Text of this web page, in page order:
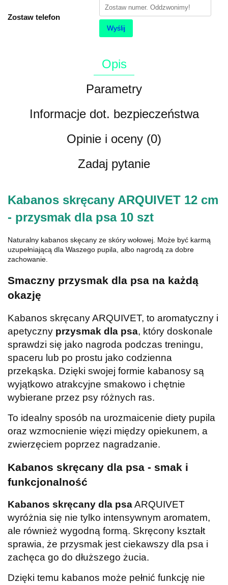
Zostaw telefon
Wyślij
Opis
Parametry
Informacje dot. bezpieczeństwa
Opinie i oceny (0)
Zadaj pytanie
Kabanos skręcany ARQUIVET 12 cm
- przysmak dla psa 10 szt
Naturalny kabanos skęcany ze skóry wołowej. Może być karmą
uzupełniającą dla Waszego pupila, albo nagrodą za dobre
zachowanie.
Smaczny przysmak dla psa na każdą
okazję
Kabanos skręcany ARQUIVET, to aromatyczny i
apetyczny przysmak dla psa, który doskonale
sprawdzi się jako nagroda podczas treningu,
spaceru lub po prostu jako codzienna
przekąska. Dzięki swojej formie kabanosy są
wyjątkowo atrakcyjne smakowo i chętnie
wybierane przez psy różnych ras.
To idealny sposób na urozmaicenie diety pupila
oraz wzmocnienie więzi między opiekunem, a
zwierzęciem poprzez nagradzanie.
Kabanos skręcany dla psa - smak i
funkcjonalność
Kabanos skręcany dla psaARQUIVET
wyróżnia się nie tylko intensywnym aromatem,
ale również wygodną formą. Skręcony kształt
sprawia, że przysmak jest ciekawszy dla psa i
zachęca go do dłuższego żucia.
Dzięki temu kabanos może pełnić funkcję nie